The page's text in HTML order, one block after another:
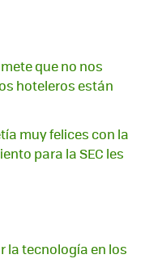
que no nos
hoteleros están
muy felices con la
para la SEC les
la tecnología en los